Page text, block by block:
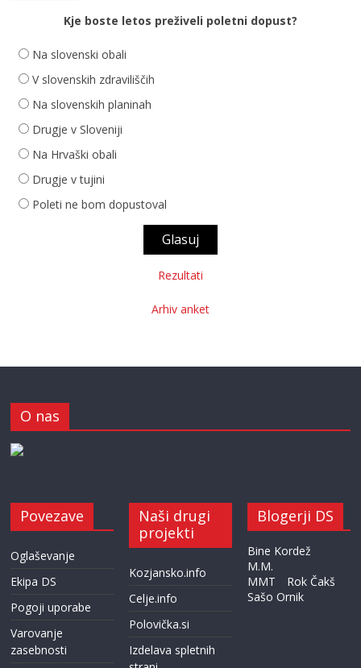
Kje boste letos preživeli poletni dopust?
Na slovenski obali
V slovenskih zdraviliščih
Na slovenskih planinah
Drugje v Sloveniji
Na Hrvaški obali
Drugje v tujini
Poleti ne bom dopustoval
Rezultati
Arhiv anket
O nas
Povezave
Oglaševanje
Ekipa DS
Pogoji uporabe
Varovanje
zasebnosti
Naši drugi
projekti
Kozjansko.info
Celje.info
Polovička.si
Izdelava spletnih
Blogerji DS
Bine Kordež
M.M.
MMT
Rok Čakš
Sašo Ornik